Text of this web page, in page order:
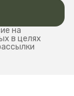
на
в целях